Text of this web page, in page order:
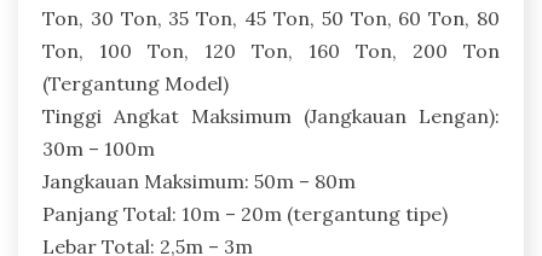
Ton, 30 Ton, 35 Ton, 45 Ton, 50 Ton, 60 Ton, 80
Ton, 100 Ton, 120 Ton, 160 Ton, 200 Ton
(Tergantung Model)
Tinggi Angkat Maksimum (Jangkauan Lengan):
30m – 100m
Jangkauan Maksimum: 50m – 80m
Panjang Total: 10m – 20m (tergantung tipe)
Lebar Total: 2,5m – 3m